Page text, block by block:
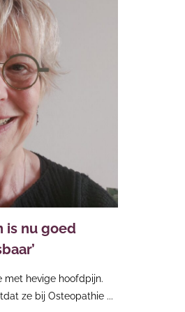
is nu goed
met hevige hoofdpijn.
ze bij Osteopathie ...